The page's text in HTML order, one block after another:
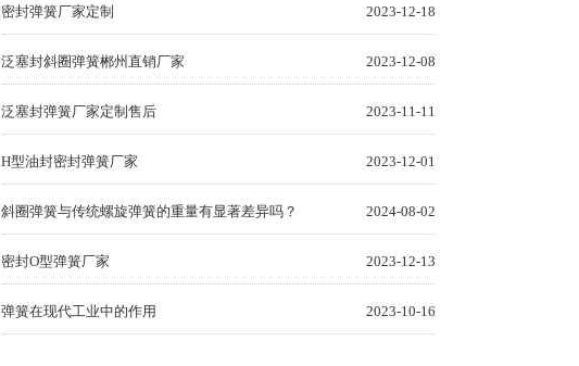
密封弹簧厂家定制 2023-12-18
泛塞封斜圈弹簧郴州直销厂家 2023-12-08
泛塞封弹簧厂家定制售后 2023-11-11
H型油封密封弹簧厂家 2023-12-01
斜圈弹簧与传统螺旋弹簧的重量有显著差异吗？ 2024-08-02
密封O型弹簧厂家 2023-12-13
弹簧在现代工业中的作用 2023-10-16